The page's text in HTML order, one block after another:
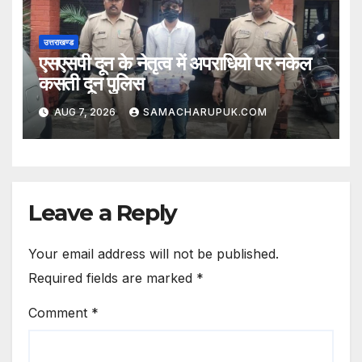
उत्तराखण्ड
एसएसपी दून के नेतृत्व में अपराधियो पर नकेल
कसती दून पुलिस
AUG 7, 2026 SAMACHARUPUK.COM
Leave a Reply
Your email address will not be published.
Required fields are marked *
Comment *